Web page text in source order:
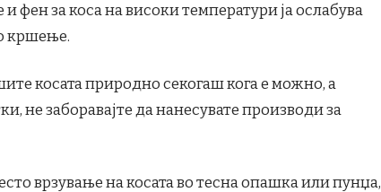
фен за коса на високи температури ја ослабува
кршење.
косата природно секогаш кога е можно, а
не заборавајте да нанесувате производи за
врзување на косата во тесна опашка или пунџа,